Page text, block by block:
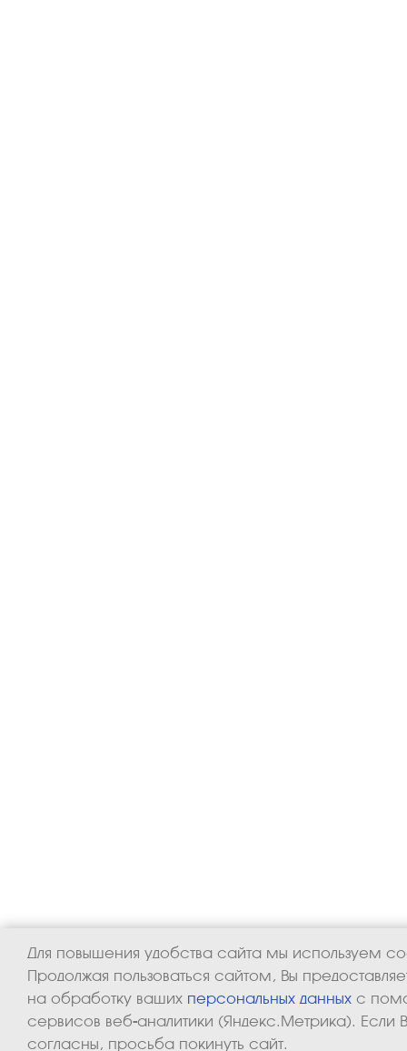
Для повышения удобства сайта мы используем
Продолжая пользоваться сайтом, Вы
на обработку ваших персональных данных с
сервисов веб-аналитики (Яндекс.Метрика). Если
согласны, просьба покинуть сайт.